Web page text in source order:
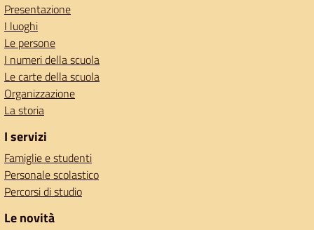
Presentazione
I luoghi
Le persone
I numeri della scuola
Le carte della scuola
Organizzazione
La storia
I servizi
Famiglie e studenti
Personale scolastico
Percorsi di studio
Le novità